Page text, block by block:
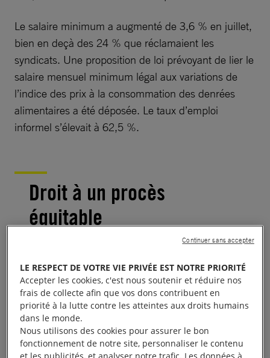
Le salaire minimum a augmenté de 3,6 % en juillet,
bien en deçà des 24 % que réclamaient les
syndicats. Une proposition de loi prévoyant de lier le
salaire mensuel minimum légal aux variations de
l’indice des prix à la consommation des denrées
alimentaires a été déposée. Le taux d’emploi
informel s’élevait à 62,5 %.
Droit à un procès
équitable
réseau d’influence impliquant des membres
présumés du crime organisé et des membres du
Parlement et de la magistrature, ce qui avait des
conséquences sur l’indépendance de la justice.
LE RESPECT DE VOTRE VIE PRIVÉE EST NOTRE PRIORITÉ
Accepter les cookies, c'est nous soutenir et réduire nos
frais de collecte afin que vos dons contribuent en
priorité à la lutte contre les atteintes aux droits humains
dans le monde.
Nous utilisons des cookies pour assurer le bon
fonctionnement de notre site, personnaliser le contenu
Continuer sans accepter